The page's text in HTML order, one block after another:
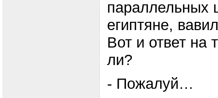
параллельных
египтяне,
Вот и ответ на
ли?
- Пожалуй…